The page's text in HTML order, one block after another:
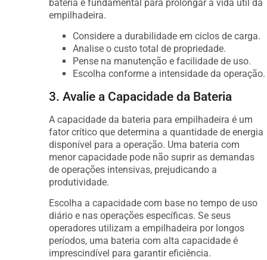
bateria é fundamental para prolongar a vida útil da
empilhadeira.
Considere a durabilidade em ciclos de carga.
Analise o custo total de propriedade.
Pense na manutenção e facilidade de uso.
Escolha conforme a intensidade da operação.
3. Avalie a Capacidade da Bateria
A capacidade da bateria para empilhadeira é um
fator crítico que determina a quantidade de energia
disponível para a operação. Uma bateria com
menor capacidade pode não suprir as demandas
de operações intensivas, prejudicando a
produtividade.
Escolha a capacidade com base no tempo de uso
diário e nas operações específicas. Se seus
operadores utilizam a empilhadeira por longos
períodos, uma bateria com alta capacidade é
imprescindível para garantir eficiência.